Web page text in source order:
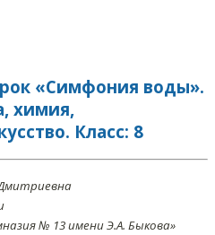
«Симфония воды».
химия,
Класс: 8
№ 13 имени Э.А. Быкова»